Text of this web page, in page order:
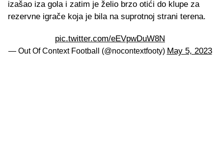
izašao iza gola i zatim je želio brzo otići do klupe za
rezervne igrače koja je bila na suprotnoj strani terena.
pic.twitter.com/eEVpwDuW8N
— Out Of Context Football (@nocontextfooty) May 5, 2023